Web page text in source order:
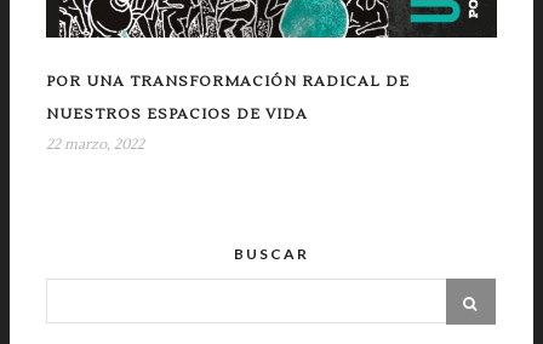
POR UNA TRANSFORMACIÓN RADICAL DE
NUESTROS ESPACIOS DE VIDA
22 marzo, 2022
BUSCAR